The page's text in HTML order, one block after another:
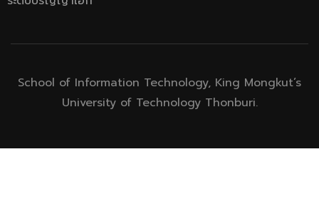
School of Information Technology, King Mongkut’s
University of Technology Thonburi.